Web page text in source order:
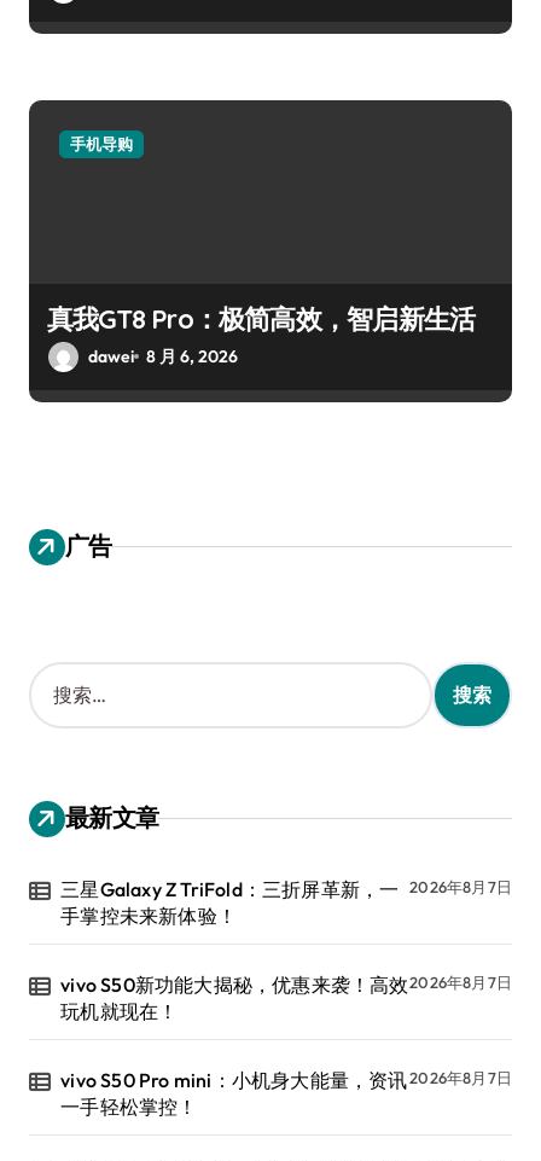
手机导购
真我GT8 Pro：极简高效，智启新生活
dawei 8 月 6, 2026
广告
搜
索
：
最新文章
三星Galaxy Z TriFold：三折屏革新，一
手掌控未来新体验！
2026年8月7日
vivo S50新功能大揭秘，优惠来袭！高效
玩机就现在！
2026年8月7日
vivo S50 Pro mini：小机身大能量，资讯
一手轻松掌控！
2026年8月7日